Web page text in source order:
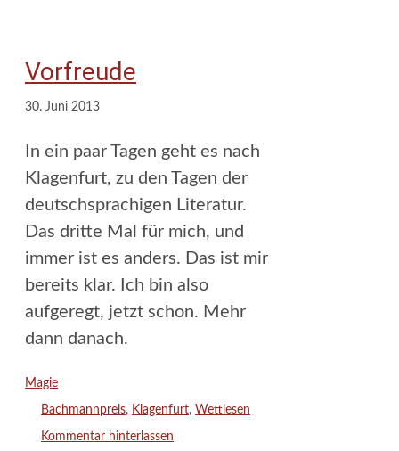
Vorfreude
30. Juni 2013
In ein paar Tagen geht es nach
Klagenfurt, zu den Tagen der
deutschsprachigen Literatur.
Das dritte Mal für mich, und
immer ist es anders. Das ist mir
bereits klar. Ich bin also
aufgeregt, jetzt schon. Mehr
dann danach.
Kategorien
Magie
Schlagwörter
Bachmannpreis, Klagenfurt, Wettlesen
Kommentar hinterlassen